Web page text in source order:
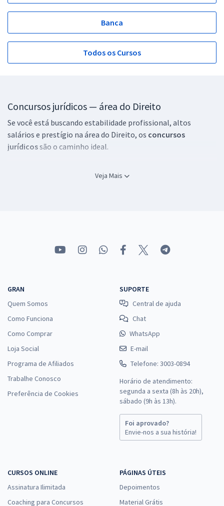
Banca
Todos os Cursos
Concursos jurídicos — área do Direito
Se você está buscando estabilidade profissional, altos
salários e prestígio na área do Direito, os concursos
jurídicossão o caminho ideal.
tribunais, defensorias, ministérios públicos e procuradorias,
pode fazer toda a diferença na sua preparação. No Gran, você
tem à disposição cursos preparatórios para concursos
jurídicos totalmente focados no edital de cada certame.
Isso significa que você estudará exatamente o que é cobrado,
com o apoio de professores especialistas e experientes. As
vantagens de umcurso online para concursos públicos
inúmeros:
disciplinas especializadas;
acesso a simulados, videoaulas e PDFs.
para carreiras jurídicas clássicas ou até mesmo cursos
cargos de apoio essencial em órgãos do Judiciário.
Veja Mais
GRAN
Quem Somos
Como Funciona
Como Comprar
Loja Social
Programa de Afiliados
Trabalhe Conosco
Preferência de Cookies
SUPORTE
Central de ajuda
Chat
WhatsApp
E-mail
Telefone: 3003-0894
Horário de atendimento:
segunda a sexta (8h às 20h),
sábado (9h às 13h).
Foi aprovado?
Envie-nos a sua história!
CURSOS ONLINE
Assinatura Ilimitada
Coaching para Concursos
PÁGINAS ÚTEIS
Depoimentos
Material Grátis